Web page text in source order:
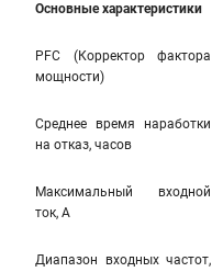
Основные характеристики
PFC (Корректор фактора
мощности)
Среднее время наработки
на отказ, часов
Максимальный входной
ток, А
Диапазон входных частот,